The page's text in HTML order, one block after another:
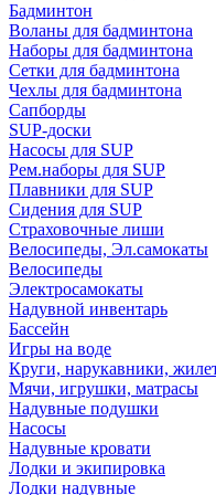
Бадминтон
Воланы для бадминтона
Наборы для бадминтона
Сетки для бадминтона
Чехлы для бадминтона
Сапборды
SUP-доски
Насосы для SUP
Рем.наборы для SUP
Плавники для SUP
Сидения для SUP
Страховочные лиши
Велосипеды, Эл.самокаты
Велосипеды
Электросамокаты
Надувной инвентарь
Бассейн
Игры на воде
Круги, нарукавники,
Мячи, игрушки, матрасы
Надувные подушки
Насосы
Надувные кровати
Лодки и экипировка
Лодки надувные